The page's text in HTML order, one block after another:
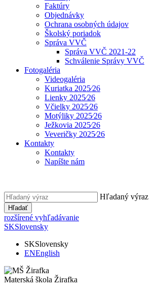
Faktúry
Objednávky
Ochrana osobných údajov
Školský poriadok
Správa VVČ
Správa VVČ 2021-22
Schválenie Správy VVČ
Fotogaléria
Videogaléria
Kuriatka 2025⁄26
Lienky 2025⁄26
Včielky 2025⁄26
Motýliky 2025⁄26
Ježkovia 2025⁄26
Veveričky 2025⁄26
Kontakty
Kontakty
Napíšte nám
Hľadaný výraz
Hľadať
rozšírené vyhľadávanie
SKSlovensky
SKSlovensky
ENEnglish
Materská škola Žirafka